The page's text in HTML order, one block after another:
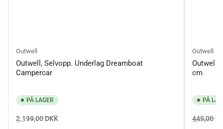
Outwell
Outwell, Selvopp. Underlag Dreamboat
Campercar
PÅ LAGER
Normalpris
2.199,00 DKKSalgspris
Outwell
Outwell,
cm
PÅ
449,00